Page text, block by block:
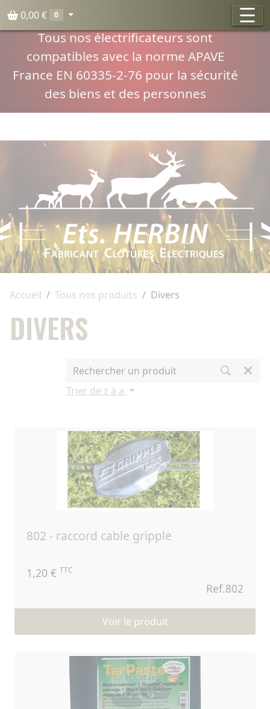
Panneau de gestion des cookies
Compatibilité normes APAVE
Tous nos électrificateurs sont
compatibles avec la norme APAVE
France EN 60335-2-76 pour la sécurité
des biens et des personnes
0,00 € 0
Accueil Tous nos produits Divers
DIVERS
Trier de z à a
802 - raccord cable gripple
1,20 € TTC
Ref.802
Voir le produit